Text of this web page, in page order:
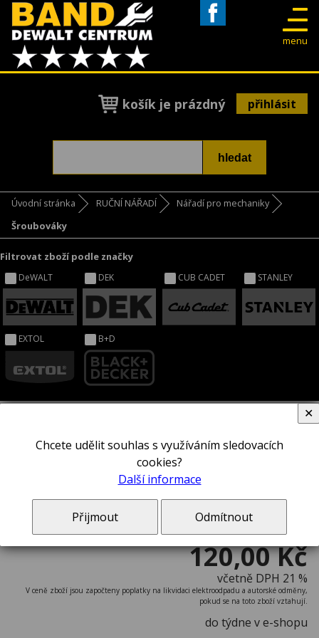
menu
košík je prázdný přihlásit
Úvodní stránka RUČNÍ NÁŘADÍ
Nářadí pro mechaniky
Šroubováky
Filtrovat zboží podle značky
DeWALT DEK CUB CADET STANLEY
EXTOL B+D
Šroubovák STANLEY® 1-65-480
120,00 Kč
včetně DPH 21 %
V ceně zboží jsou započteny poplatky na likvidaci elektroodpadu a autorské odměny,
pokud se na toto zboží vztahují.
do týdne v e-shopu
Chcete udělit souhlas s využíváním sledovacích
cookies?
Další informace
Přijmout Odmítnout
✕